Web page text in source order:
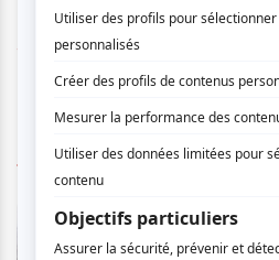
www.arionbaroque.com
1 COMMENTAIRE DE
Chantal S. - 2010-04-30
Wow! Wow! Wow!